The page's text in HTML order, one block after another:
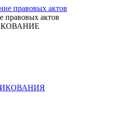
правовых актов